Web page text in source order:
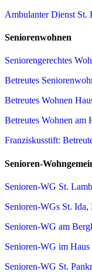
Ambulanter Dienst St.
Seniorenwohnen
Seniorengerechtes
Betreutes
Betreutes Wohnen
Betreutes Wohnen am
Franziskusstift:
Senioren-
Senioren-WG St.
Senioren-WGs St. Ida,
Senioren-WG am
Senioren-WG im Haus
Senioren-WG St.